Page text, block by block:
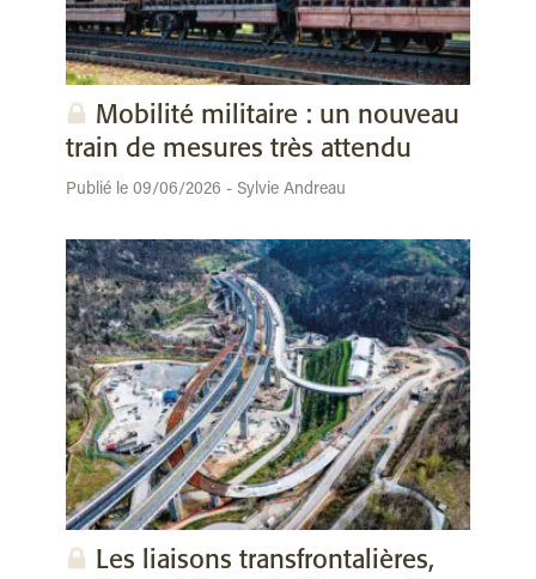
Mobilité militaire : un nouveau
train de mesures très attendu
Publié le 09/06/2026 - Sylvie Andreau
Les liaisons transfrontalières,